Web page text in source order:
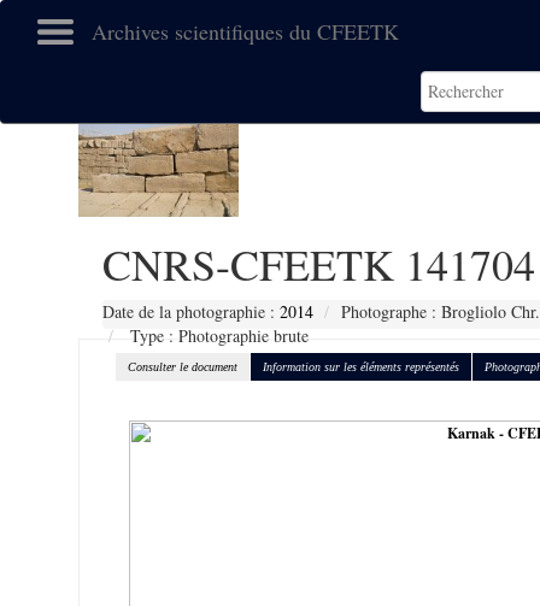
Archives scientifiques du CFEETK
CNRS-CFEETK 141704
Date de la photographie : 2014
Photographe : Brogliolo Chr.
Type : Photographie brute
Consulter le document Information sur les éléments représentés